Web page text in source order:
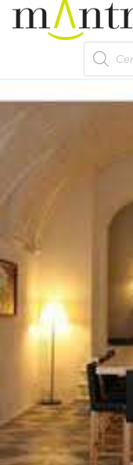
Products
search